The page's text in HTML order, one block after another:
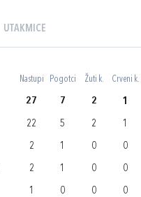
UTAKMICE
Nastupi Pogotci Žuti k. Crveni k.
27 7 2 1
22 5 2 1
2 1 0 0
2 1 0 0
1 0 0 0